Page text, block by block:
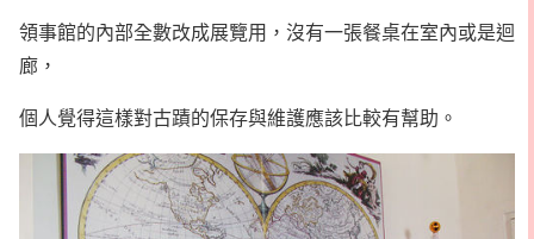
領事館的內部全數改成展覽用，沒有一張餐桌在室內或是迴
廊，
個人覺得這樣對古蹟的保存與維護應該比較有幫助。